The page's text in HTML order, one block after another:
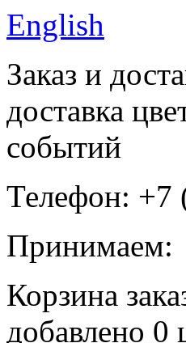
English
Заказ и
доставка
событий
Телефон: +7
Принимаем:
Корзина
добавлено 0